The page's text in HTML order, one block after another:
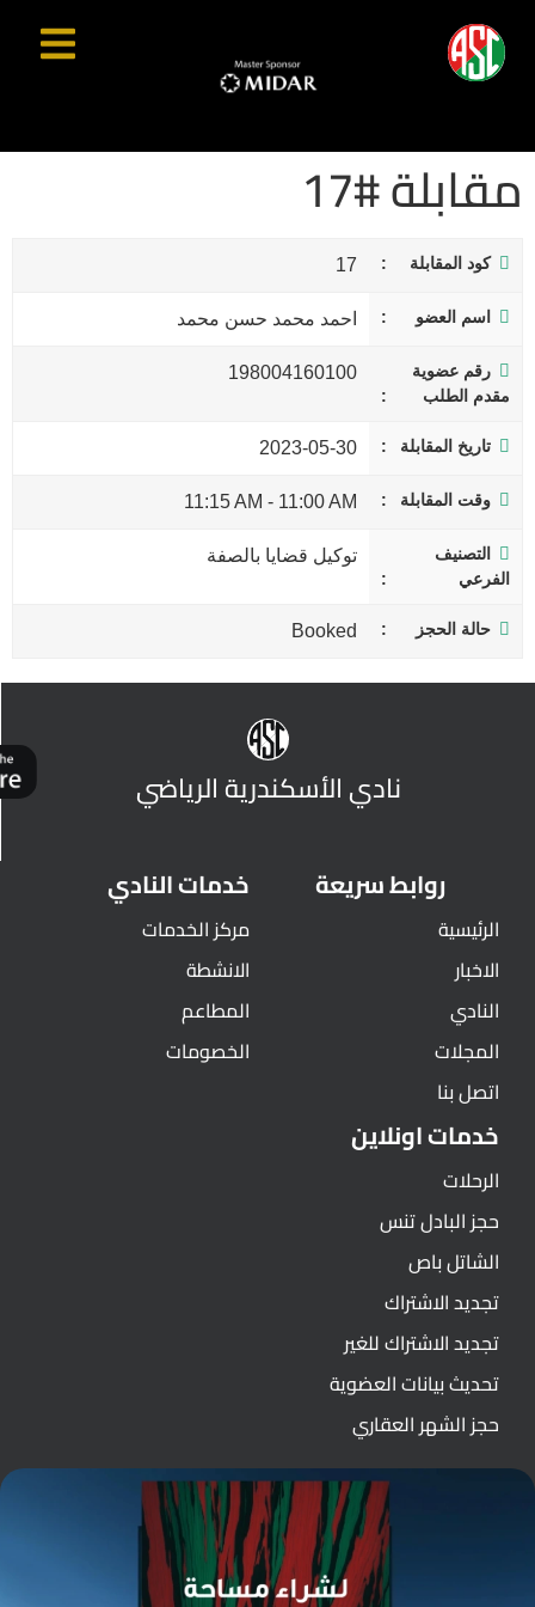
مقابلة #17
كود المقابلة 17
اسم العضو احمد محمد حسن محمد
رقم عضوية
مقدم الطلب
198004160100
تاريخ المقابلة 2023-05-30
وقت المقابلة 11:00 AM
-
11:15 AM
التصنيف
الفرعي
توكيل قضايا بالصفة
حالة الحجز Booked
نادي الأسكندرية الرياضي
روابط سريعة
الرئيسية
الاخبار
النادي
المجلات
اتصل بنا
خدمات النادي
مركز الخدمات
الانشطة
المطاعم
الخصومات
خدمات اونلاين
الرحلات
حجز البادل تنس
الشاتل باص
تجديد الاشتراك
تجديد الاشتراك للغير
تحديث بيانات العضوية
حجز الشهر العقاري